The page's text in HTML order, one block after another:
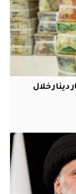
دينار خلال